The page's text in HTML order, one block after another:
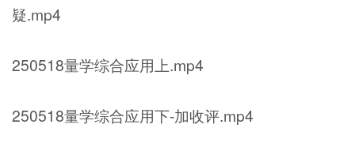
疑.mp4
250518量学综合应用上.mp4
250518量学综合应用下-加收评.mp4